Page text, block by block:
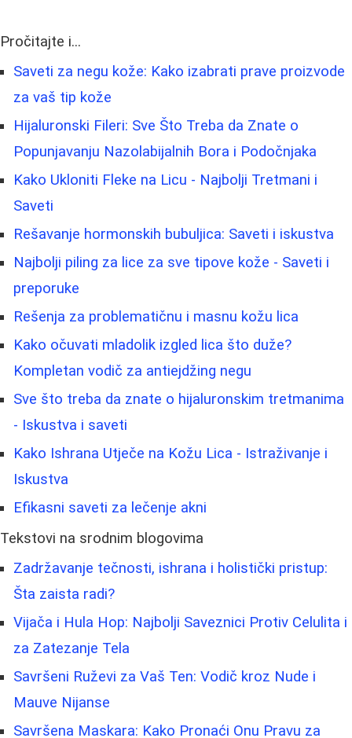
Pročitajte i...
Saveti za negu kože: Kako izabrati prave proizvode
za vaš tip kože
Hijaluronski Fileri: Sve Što Treba da Znate o
Popunjavanju Nazolabijalnih Bora i Podočnjaka
Kako Ukloniti Fleke na Licu - Najbolji Tretmani i
Saveti
Rešavanje hormonskih bubuljica: Saveti i iskustva
Najbolji piling za lice za sve tipove kože - Saveti i
preporuke
Rešenja za problematičnu i masnu kožu lica
Kako očuvati mladolik izgled lica što duže?
Kompletan vodič za antiejdžing negu
Sve što treba da znate o hijaluronskim tretmanima
- Iskustva i saveti
Kako Ishrana Utječe na Kožu Lica - Istraživanje i
Iskustva
Efikasni saveti za lečenje akni
Tekstovi na srodnim blogovima
Zadržavanje tečnosti, ishrana i holistički pristup:
Šta zaista radi?
Vijača i Hula Hop: Najbolji Saveznici Protiv Celulita i
za Zatezanje Tela
Savršeni Ruževi za Vaš Ten: Vodič kroz Nude i
Mauve Nijanse
Savršena Maskara: Kako Pronaći Onu Pravu za